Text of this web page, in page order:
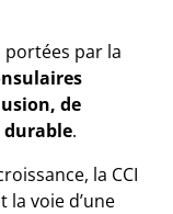
par la
de
durable.
la CCI
la voie d’une